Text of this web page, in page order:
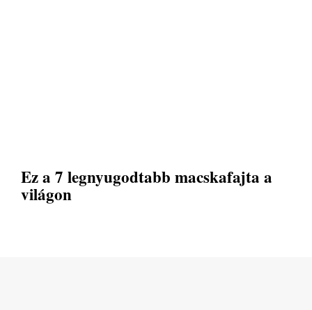
Ez a 7 legnyugodtabb macskafajta a
világon